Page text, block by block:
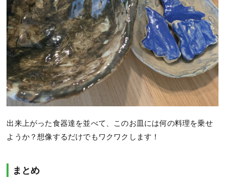
出来上がった食器達を並べて、このお皿には何の料理を乗せ
ようか？想像するだけでもワクワクします！
まとめ